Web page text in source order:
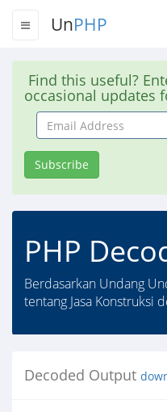
UnPHP
Find this useful?
occasional updates
Email
Address
Subscribe
PHP
Berdasarkan Undang
tentang Jasa Konstruksi
Decoded Output